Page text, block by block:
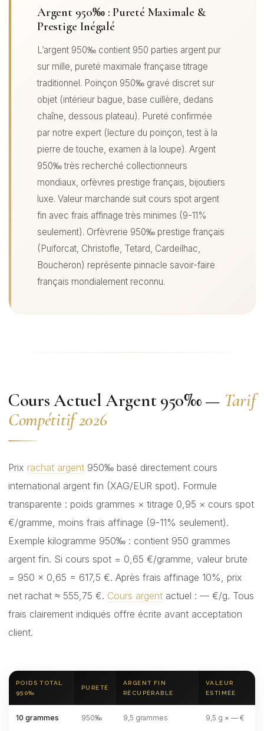
Argent 950‰ : Pureté Maximale &
Prestige Inégalé
L’argent 950‰ contient 950 parties argent pur
sur mille, pureté maximale française titrage
traditionnel. Poinçon 950‰ gravé discret sur
objet (intérieur bague, base cuillère, dedans
chaîne, dessous plateau). Pureté confirmée
par notre expert (lecture du poinçon, test à la
pierre de touche, examen à la loupe). Argent
950‰ très recherché collectionneurs
mondiaux, orfèvres prestige français, bijoutiers
luxe. Valeur marchande suit cours spot argent
fin avec frais affinage très minimes (9-11%
seulement). Orfèvrerie 950‰ prestige français
(Puiforcat, Christofle, Tetard, Cardeilhac,
Boucheron) représente pinnacle savoir-faire
français mondialement reconnu.
Cours Actuel Argent 950‰ — Tarif
Compétitif 2026
Prix rachat argent 950‰ basé directement cours
international argent fin (XAG/EUR spot). Formule
transparente : poids grammes × titrage 0,95 × cours spot
€/gramme, moins frais affinage (9-11% seulement).
Exemple kilogramme 950‰ : contient 950 grammes
argent fin. Si cours spot = 0,65 €/gramme, valeur brute
= 950 × 0,65 = 617,5 €. Après frais affinage 10%, prix
net rachat ≈ 555,75 €. Cours argent actuel : — €/g. Tous
frais clairement indiqués offre écrite avant acceptation
client.
POIDS TOTAL
950‰
PURETÉ
ARGENT FIN
RÉCUPÉRABLE
VALEUR
ESTIMÉE
10 grammes 950‰ 9,5 grammes 9,5 g × — €